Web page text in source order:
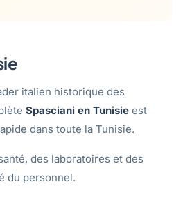
italien historique des
Spasciani en Tunisie est
dans toute la Tunisie.
des laboratoires et des
du personnel.